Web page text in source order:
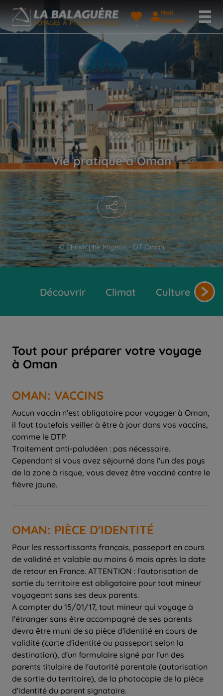
Mon
Compte
© Christophe Migeon - OT Oman
Vie pratique à Oman
Découvrir Climat Cultures et
Tout pour préparer votre voyage
à Oman
OMAN: VACCINS
Aucun vaccin n'est obligatoire pour voyager à Oman,
il faut toutefois veiller à être à jour dans vos vaccins,
comme le DTP.
Traitement anti-paludéen : pas nécessaire.
Cependant si vous avez séjourné dans l'un des pays
de la zone à risque, vous devez être vacciné contre le
fièvre jaune.
OMAN: PIÈCE D'IDENTITÉ
Pour les ressortissants français, passeport en cours
de validité et valable au moins 6 mois après la date
de retour en France. ATTENTION : l'autorisation de
sortie du territoire est obligatoire pour tout mineur
voyageant sans ses deux parents.
A compter du 15/01/17, tout mineur qui voyage à
l'étranger sans être accompagné de ses parents
devra être muni de sa pièce d'identité en cours de
validité (carte d'identité ou passeport selon la
destination), d'un formulaire signé par l'un des
parents titulaire de l'autorité parentale (autorisation
de sortie du territoire), de la photocopie de la pièce
d'identité du parent signataire.